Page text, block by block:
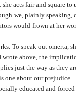
acts fair and
we, plainly
would frown at her
To speak out
above, the
just the way as they
one about our prejudice.
educated and